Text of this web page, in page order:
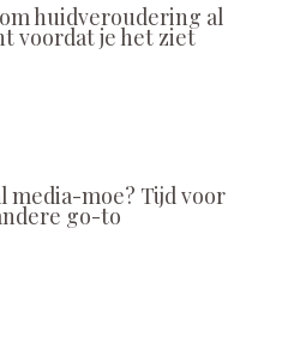
huidveroudering al
voordat je het ziet
media-moe? Tijd voor
go-to